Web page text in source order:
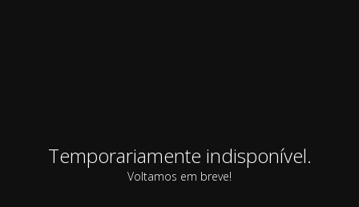
Temporariamente indisponível.
Voltamos em breve!